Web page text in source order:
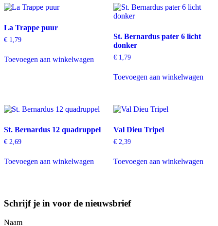
La Trappe puur
€ 1,79
Toevoegen aan winkelwagen
St. Bernardus pater 6 licht
donker
€1,79
Toevoegen aan winkelwagen
St. Bernardus 12 quadruppel
€ 2,69
Toevoegen aan winkelwagen
Val Dieu Tripel
€2,39
Toevoegen aan winkelwagen
Schrijf je in voor de nieuwsbrief
Naam